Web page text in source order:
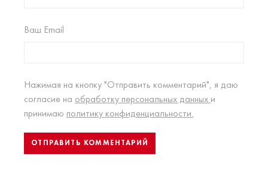
Ваш Email
Нажимая на кнопку "Отправить комментарий", я даю
согласие на обработку персональных данных и
принимаю политику конфиденциальности.